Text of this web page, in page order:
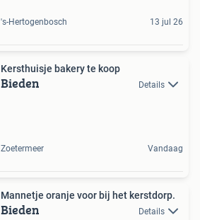
's-Hertogenbosch 13 jul 26
Kersthuisje bakery te koop
Bieden Details
Zoetermeer Vandaag
Mannetje oranje voor bij het kerstdorp.
Bieden Details